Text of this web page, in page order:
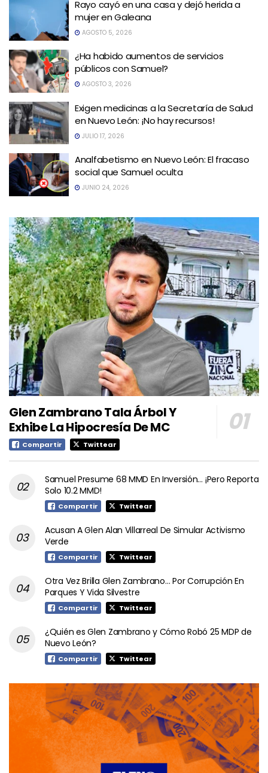
Rayo cayó en una casa y dejó herida a
mujer en Galeana
AGOSTO 5, 2026
¿Ha habido aumentos de servicios
públicos con Samuel?
AGOSTO 3, 2026
Exigen medicinas a la Secretaría de Salud
en Nuevo León: ¡No hay recursos!
JULIO 17, 2026
Analfabetismo en Nuevo León: El fracaso
social que Samuel oculta
JUNIO 24, 2026
Glen Zambrano Tala Árbol Y
Exhibe La Hipocresía De MC
Compartir Twittear
Samuel Presume 68 MMD En Inversión… ¡Pero Reporta
Solo 10.2 MMD!
Compartir Twittear
Acusan A Glen Alan Villarreal De Simular Activismo
Verde
Compartir Twittear
Otra Vez Brilla Glen Zambrano… Por Corrupción En
Parques Y Vida Silvestre
Compartir Twittear
¿Quién es Glen Zambrano y Cómo Robó 25 MDP de
Nuevo León?
Compartir Twittear